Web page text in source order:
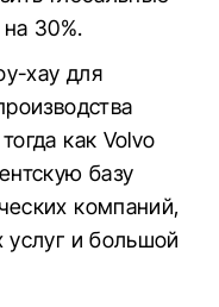
30%.
хау для
как Volvo
базу
компаний,
услуг и большой